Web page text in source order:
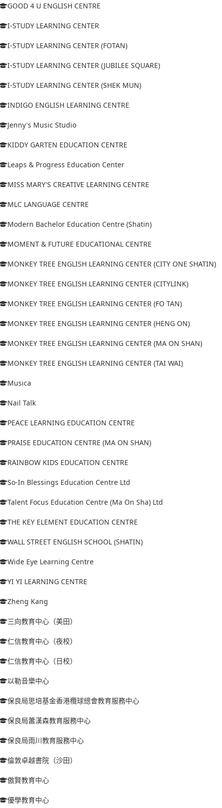
GOOD 4 U ENGLISH CENTRE
I-STUDY LEARNING CENTER
I-STUDY LEARNING CENTER (FOTAN)
I-STUDY LEARNING CENTER (JUBILEE SQUARE)
I-STUDY LEARNING CENTER (SHEK MUN)
INDIGO ENGLISH LEARNING CENTRE
Jenny's Music Studio
KIDDY GARTEN EDUCATION CENTRE
Leaps & Progress Education Center
MISS MARY'S CREATIVE LEARNING CENTRE
MLC LANGUAGE CENTRE
Modern Bachelor Education Centre (Shatin)
MOMENT & FUTURE EDUCATIONAL CENTRE
MONKEY TREE ENGLISH LEARNING CENTER (CITY ONE SHATIN)
MONKEY TREE ENGLISH LEARNING CENTER (CITYLINK)
MONKEY TREE ENGLISH LEARNING CENTER (FO TAN)
MONKEY TREE ENGLISH LEARNING CENTER (HENG ON)
MONKEY TREE ENGLISH LEARNING CENTER (MA ON SHAN)
MONKEY TREE ENGLISH LEARNING CENTER (TAI WAI)
Musica
Nail Talk
PEACE LEARNING EDUCATION CENTRE
PRAISE EDUCATION CENTRE (MA ON SHAN)
RAINBOW KIDS EDUCATION CENTRE
So-In Blessings Education Centre Ltd
Talent Focus Education Centre (Ma On Sha) Ltd
THE KEY ELEMENT EDUCATION CENTRE
WALL STREET ENGLISH SCHOOL (SHATIN)
Wide Eye Learning Centre
YI YI LEARNING CENTRE
Zheng Kang
三向教育中心（美田）
仁信教育中心（夜校）
仁信教育中心（日校）
以勒音樂中心
保良局思培基金香港欖球總會教育服務中心
保良局蕭漢森教育服務中心
保良局雨川教育服務中心
倫敦卓越書院（沙田）
傲賢教育中心
優學教育中心